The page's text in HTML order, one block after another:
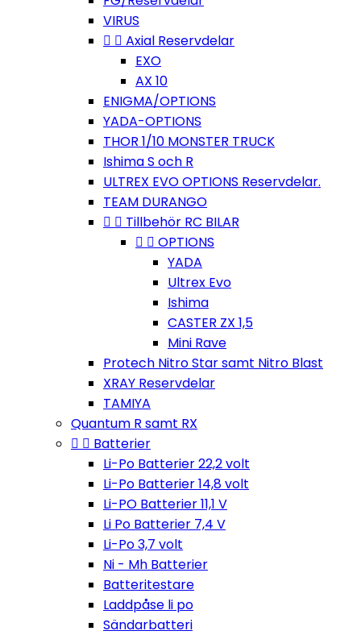
VIRUS
  Axial Reservdelar
EXO
AX 10
ENIGMA/OPTIONS
YADA-OPTIONS
THOR 1/10 MONSTER TRUCK
Ishima S och R
ULTREX EVO OPTIONS Reservdelar.
TEAM DURANGO
  Tillbehör RC BILAR
  OPTIONS
YADA
Ultrex Evo
Ishima
CASTER ZX 1,5
Mini Rave
Protech Nitro Star samt Nitro Blast
XRAY Reservdelar
TAMIYA
Quantum R samt RX
  Batterier
Li-Po Batterier 22,2 volt
Li-Po Batterier 14,8 volt
Li-PO Batterier 11,1 V
Li Po Batterier 7,4 V
Li-Po 3,7 volt
Ni - Mh Batterier
Batteritestare
Laddpåse li po
Sändarbatteri